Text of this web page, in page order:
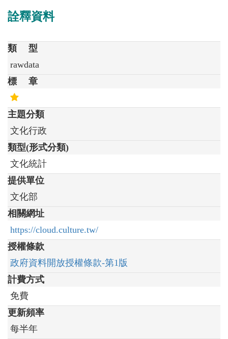
詮釋資料
資
集
說
明
類 型
rawdata
標 章
金
標
章
主題分類
文化行政
類型(形式分類)
文化統計
提供單位
文化部
相關網址
https://cloud.culture.tw/
授權條款
政府資料開放授權條款-第1版
計費方式
免費
更新頻率
每半年